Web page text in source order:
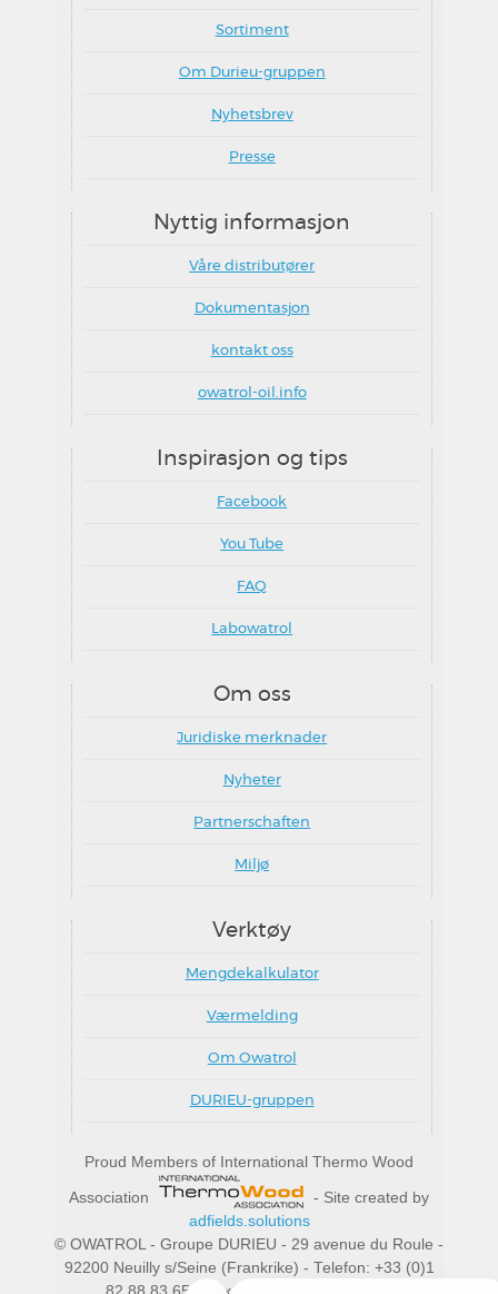
Sortiment
Om Durieu-gruppen
Nyhetsbrev
Presse
Nyttig informasjon
Våre distributører
Dokumentasjon
kontakt oss
owatrol-oil.info
Inspirasjon og tips
Facebook
You Tube
FAQ
Labowatrol
Om oss
Juridiske merknader
Nyheter
Partnerschaften
Miljø
Verktøy
Mengdekalkulator
Værmelding
Om Owatrol
DURIEU-gruppen
Proud Members of International Thermo Wood
Association
- Site created by
adfields.solutions
© OWATROL - Groupe DURIEU - 29 avenue du Roule -
92200 Neuilly s/Seine (Frankrike) - Telefon: +33 (0)1